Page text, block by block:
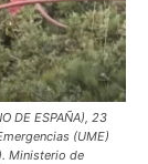
DE ESPAÑA), 23
(UME)
Ministerio de